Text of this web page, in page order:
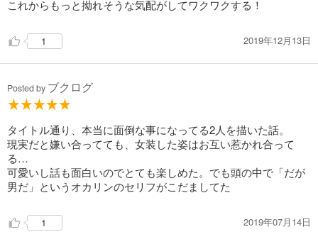
これからもっと拗れそうな気配がしてワクワクする！
1 2019年12月13日
Posted by ブクログ
タイトル通り、本当に面倒な事になってる2人を描いた話。
現実だと嫌い合ってても、女装した姿はお互い惹かれ合って
る…
可愛いし話も面白いのでとても楽しめた。でも頭の中で「だが
男だ」というオカリンのセリフがこだましてた
1 2019年07月14日